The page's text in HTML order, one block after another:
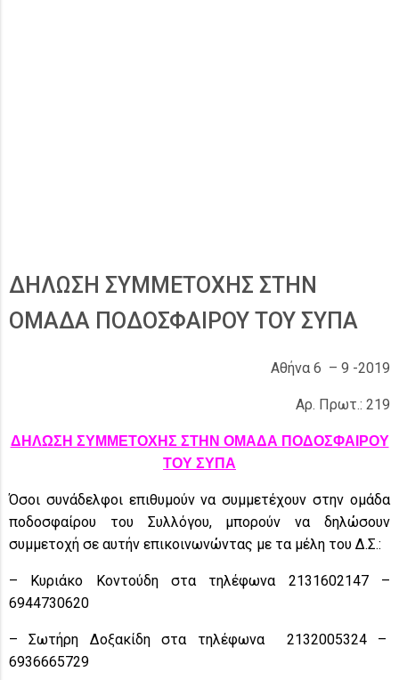
ΔΗΛΩΣΗ ΣΥΜΜΕΤΟΧΗΣ ΣΤΗΝ
ΟΜΑΔΑ ΠΟΔΟΣΦΑΙΡΟΥ ΤΟΥ ΣΥΠΑ
Αθήνα 6 – 9 -2019
Αρ. Πρωτ.: 219
ΔΗΛΩΣΗ ΣΥΜΜΕΤΟΧΗΣ ΣΤΗΝ ΟΜΑΔΑ ΠΟΔΟΣΦΑΙΡΟΥ
ΤΟΥ ΣΥΠΑ
Όσοι συνάδελφοι επιθυμούν να συμμετέχουν στην ομάδα
ποδοσφαίρου του Συλλόγου, μπορούν να δηλώσουν
συμμετοχή σε αυτήν επικοινωνώντας με τα μέλη του Δ.Σ.:
– Κυριάκο Κοντούδη στα τηλέφωνα 2131602147 –
6944730620
– Σωτήρη Δοξακίδη στα τηλέφωνα 2132005324 –
6936665729